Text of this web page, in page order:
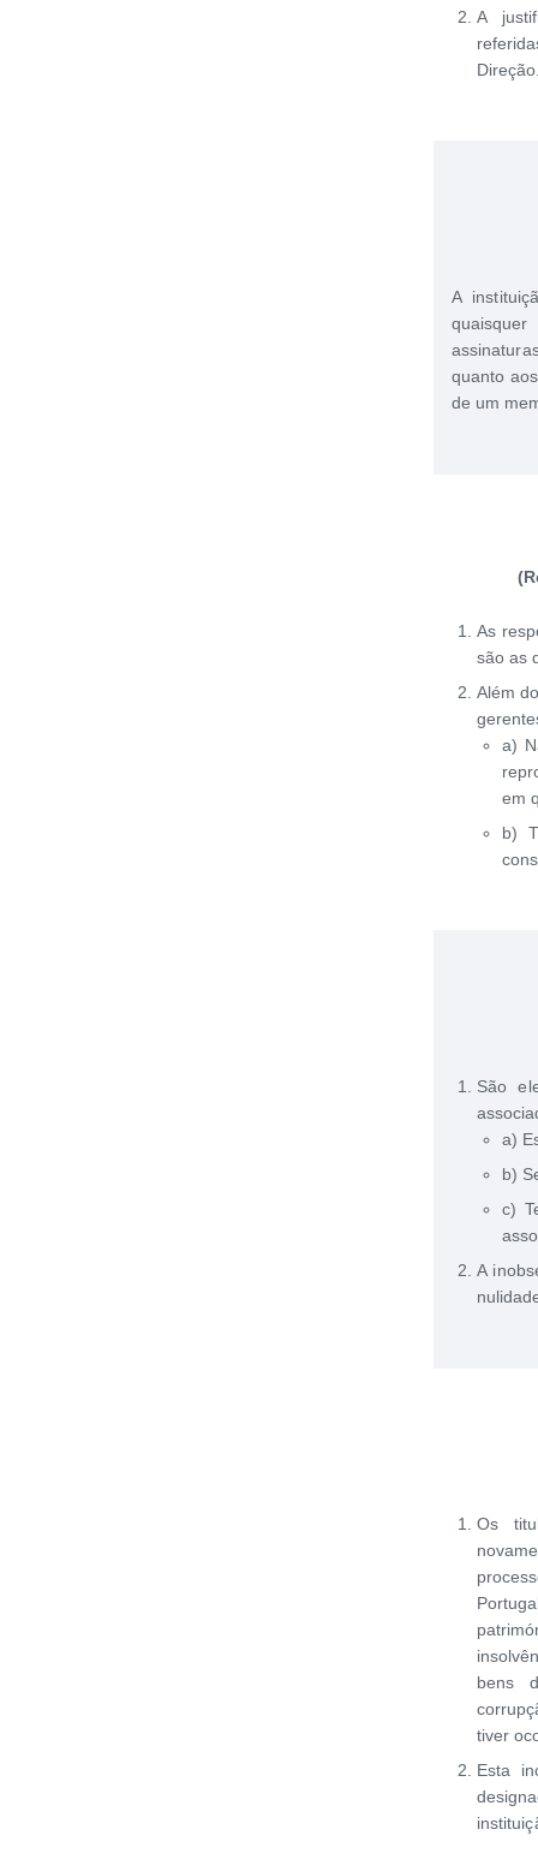
A
A
quanto
de um
As
são as
Além
a)
em
b)
São
a)
b)
c)
A
Os
bens
tiver
Esta